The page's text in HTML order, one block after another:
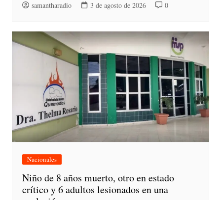
samantharadio 3 de agosto de 2026 0
Nacionales
Niño de 8 años muerto, otro en estado
crítico y 6 adultos lesionados en una